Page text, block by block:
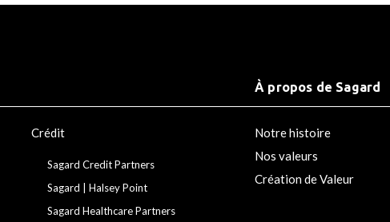
Crédit
Sagard Credit Partners
Sagard | Halsey Point
Sagard Healthcare Partners
À propos de Sagard
Notre histoire
Nos valeurs
Création de Valeur